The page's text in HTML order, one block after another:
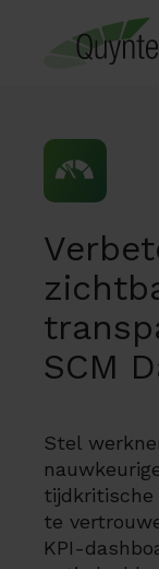
SCM
Stel
tijdkritische
te
KPI-